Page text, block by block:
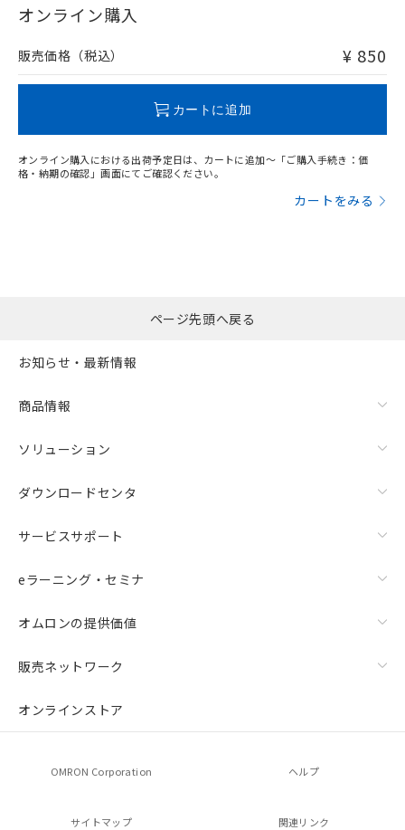
在庫等で未対応品が混在する可能性があります。
問い合わせください。
オンライン購入
販売価格（税込） ¥ 850
カートに追加
オンライン購入における出荷予定日は、カートに追加～「ご購入手続き：価
格・納期の確認」画面にてご確認ください。
カートをみる
ページ先頭へ戻る
お知らせ・最新情報
商品情報
ソリューション
ダウンロードセンタ
サービスサポート
eラーニング・セミナ
オムロンの提供価値
販売ネットワーク
オンラインストア
OMRON Corporation ヘルプ
サイトマップ 関連リンク